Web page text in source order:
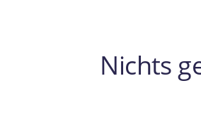
Nichts